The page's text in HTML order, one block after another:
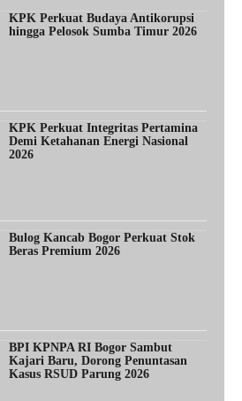
KPK Perkuat Budaya Antikorupsi
hingga Pelosok Sumba Timur 2026
KPK Perkuat Integritas Pertamina
Demi Ketahanan Energi Nasional
2026
Bulog Kancab Bogor Perkuat Stok
Beras Premium 2026
BPI KPNPA RI Bogor Sambut
Kajari Baru, Dorong Penuntasan
Kasus RSUD Parung 2026